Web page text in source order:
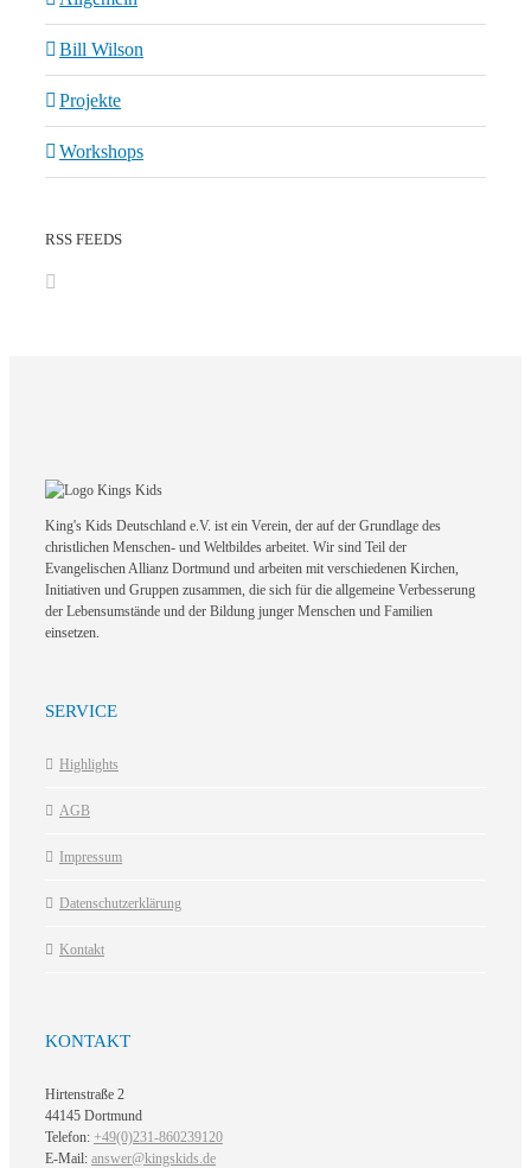
Bill Wilson
Projekte
Workshops
RSS FEEDS
King's Kids Deutschland e.V. ist ein Verein, der auf der Grundlage des
christlichen Menschen- und Weltbildes arbeitet. Wir sind Teil der
Evangelischen Allianz Dortmund und arbeiten mit verschiedenen Kirchen,
Initiativen und Gruppen zusammen, die sich für die allgemeine Verbesserung
der Lebensumstände und der Bildung junger Menschen und Familien
einsetzen.
SERVICE
Highlights
AGB
Impressum
Datenschutzerklärung
Kontakt
KONTAKT
Hirtenstraße 2
44145 Dortmund
Telefon: +49(0)231-860239120
E-Mail: answer@kingskids.de